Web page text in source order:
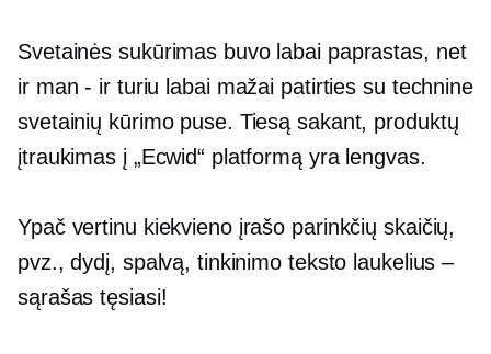
Svetainės sukūrimas buvo labai paprastas, net
ir man- ir turiu labai mažai patirties su technine
svetainių kūrimo puse. Tiesą sakant, produktų
įtraukimas į „Ecwid“ platformą yra lengvas.
Ypač vertinu kiekvieno įrašo parinkčių skaičių,
pvz., dydį, spalvą, tinkinimo teksto laukelius –
sąrašas tęsiasi!